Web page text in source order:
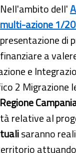
Nell'ambito dell'
multi-azione 1/
presentazione di
finanziare a
e
2 Migrazione
Regione
relative al
saranno
attuando